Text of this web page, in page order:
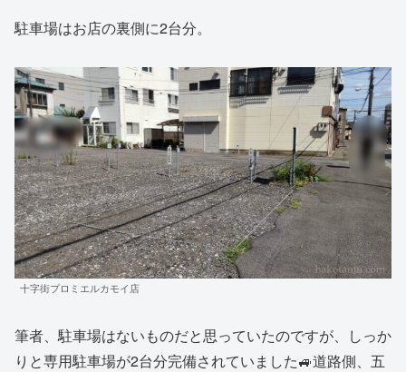
駐車場はお店の裏側に2台分。
十字街プロミエルカモイ店
筆者、駐車場はないものだと思っていたのですが、しっか
りと専用駐車場が2台分完備されていました🚙道路側、五